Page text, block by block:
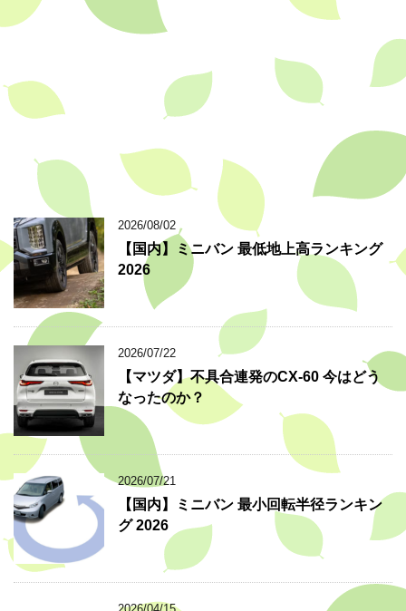
2026/08/02
【国内】ミニバン 最低地上高ランキング
2026
2026/07/22
【マツダ】不具合連発のCX-60 今はどう
なったのか？
2026/07/21
【国内】ミニバン 最小回転半径ランキン
グ 2026